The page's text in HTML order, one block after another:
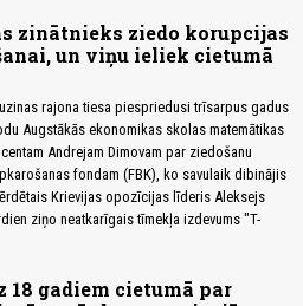
zinātnieks ziedo korupcijas
un viņu ieliek cietumā
rajona tiesa piespriedusi trīsarpus gadus
Augstākās ekonomikas skolas matemātikas
Andrejam Dimovam par ziedošanu
fondam (FBK), ko savulaik dibinājis
Krievijas opozīcijas līderis Aleksejs
ziņo neatkarīgais tīmekļa izdevums "T-
18 gadiem cietumā par